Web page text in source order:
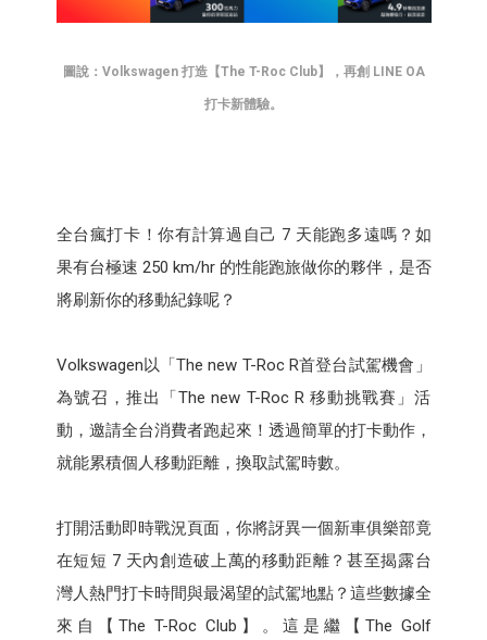
圖說： Volkswagen 打造【The T-Roc Club】，再創 LINE OA
打卡新體驗。
全台瘋打卡！你有計算過自己 7 天能跑多遠嗎？如
果有台極速 250 km/hr 的性能跑旅做你的夥伴，是否
將刷新你的移動紀錄呢？
Volkswagen以「The new T-Roc R首登台試駕機會」
為號召，推出「The new T-Roc R 移動挑戰賽」活
動，邀請全台消費者跑起來！透過簡單的打卡動作，
就能累積個人移動距離，換取試駕時數。
打開活動即時戰況頁面，你將訝異一個新車俱樂部竟
在短短 7 天內創造破上萬的移動距離？甚至揭露台
灣人熱門打卡時間與最渴望的試駕地點？這些數據全
來自【The T-Roc Club】。這是繼【The Golf